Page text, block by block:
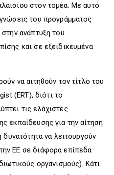
στον τομέα. Με αυτό
του προγράμματος
ανάπτυξη του
και σε εξειδικευμένα
να αιτηθούν τον τίτλο του
(ERT), διότι το
τις ελάχιστες
εκπαίδευσης για την αίτηση
δυνατότητα να λειτουργούν
ΕΕ σε διάφορα επίπεδα
οργανισμούς). Κάτι